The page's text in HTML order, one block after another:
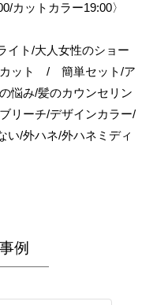
カットカラー19:00〉
イト/大人女性のショー
カット / 簡単セット/ア
悩み/髪のカウンセリン
リーチ/デザインカラー/
い/外ハネ/外ハネミディ
例